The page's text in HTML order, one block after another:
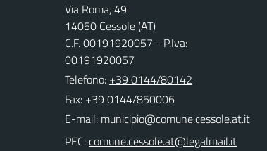
Via Roma, 49
14050 Cessole (AT)
C.F. 00191920057 - P.Iva:
00191920057
Telefono: +39 0144/80142
Fax: +39 0144/850006
E-mail:
PEC: